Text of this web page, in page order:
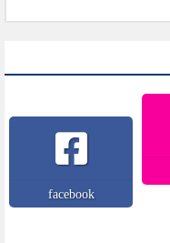
facebook